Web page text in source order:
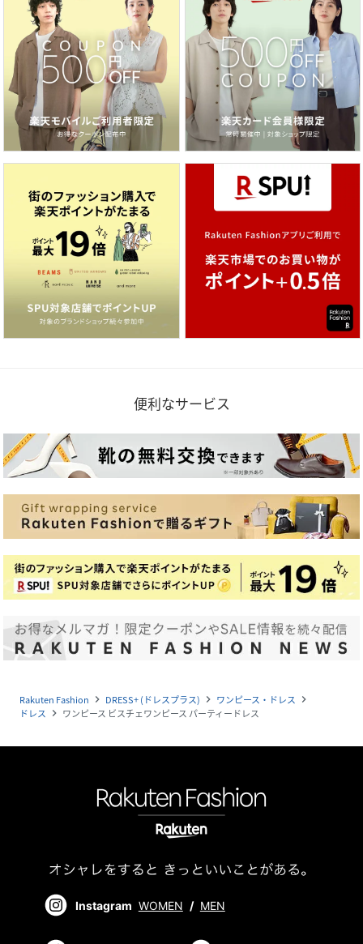
便利なサービス
Rakuten Fashion navigate_next DRESS+ (ドレスプラス) navigate_next ワンピース・ドレス navigate_next
ドレス navigate_next ワンピース ビスチェワンピース パーティードレス
Instagram WOMEN / MEN